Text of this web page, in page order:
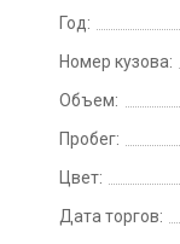
Год:
Номер кузова:
Объем:
Пробег:
Цвет:
Дата торгов: